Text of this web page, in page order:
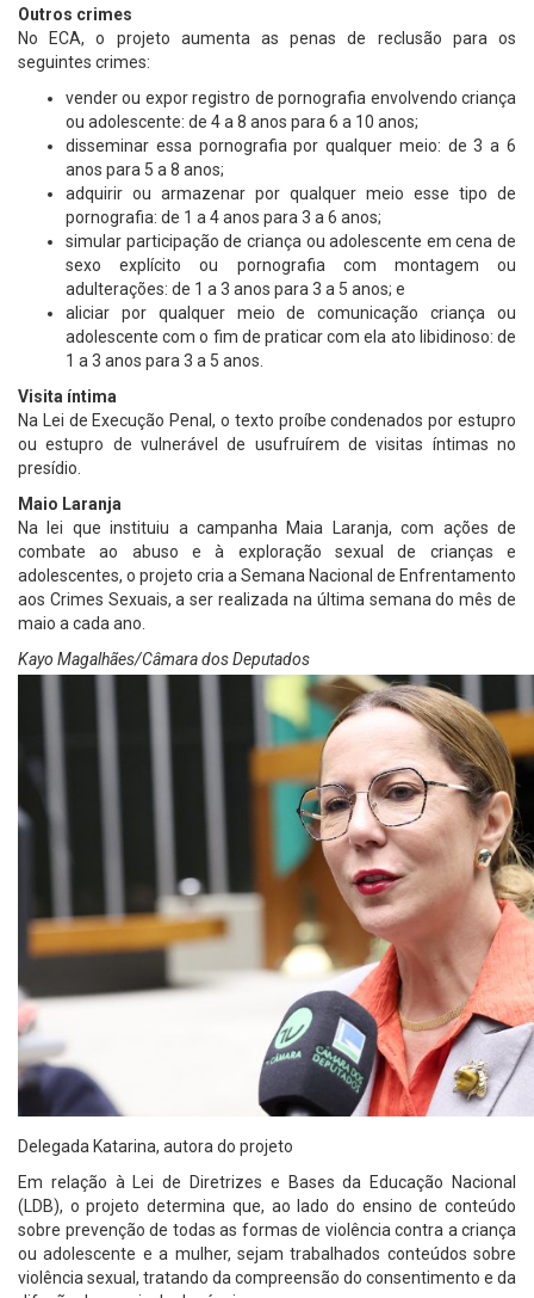
Outros crimes
No ECA, o projeto aumenta as penas de reclusão para os
seguintes crimes:
vender ou expor registro de pornografia envolvendo criança
ou adolescente: de 4 a 8 anos para 6 a 10 anos;
disseminar essa pornografia por qualquer meio: de 3 a 6
anos para 5 a 8 anos;
adquirir ou armazenar por qualquer meio esse tipo de
pornografia: de 1 a 4 anos para 3 a 6 anos;
simular participação de criança ou adolescente em cena de
sexo explícito ou pornografia com montagem ou
adulterações: de 1 a 3 anos para 3 a 5 anos; e
aliciar por qualquer meio de comunicação criança ou
adolescente com o fim de praticar com ela ato libidinoso: de
1 a 3 anos para 3 a 5 anos.
Visita íntima
Na Lei de Execução Penal, o texto proíbe condenados por estupro
ou estupro de vulnerável de usufruírem de visitas íntimas no
presídio.
Maio Laranja
Na lei que instituiu a campanha Maia Laranja, com ações de
combate ao abuso e à exploração sexual de crianças e
adolescentes, o projeto cria a Semana Nacional de Enfrentamento
aos Crimes Sexuais, a ser realizada na última semana do mês de
maio a cada ano.
Kayo Magalhães/Câmara dos Deputados
Delegada Katarina, autora do projeto
Em relação à Lei de Diretrizes e Bases da Educação Nacional
(LDB), o projeto determina que, ao lado do ensino de conteúdo
sobre prevenção de todas as formas de violência contra a criança
ou adolescente e a mulher, sejam trabalhados conteúdos sobre
violência sexual, tratando da compreensão do consentimento e da